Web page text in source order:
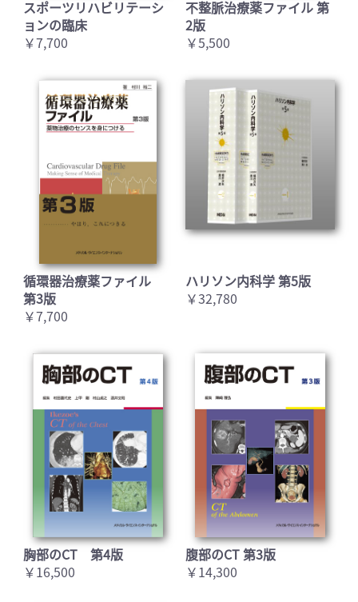
スポーツリハビリテーシ
ョンの臨床
￥7,700
不整脈治療薬ファイル 第
2版
￥5,500
循環器治療薬ファイル
第3版
￥7,700
ハリソン内科学 第5版
￥32,780
胸部のCT 第4版
￥16,500
腹部のCT 第3版
￥14,300